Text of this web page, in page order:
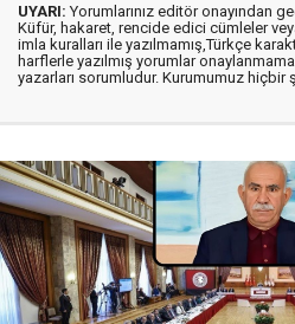
UYARI: Yorumlarınız editör onayından
Küfür, hakaret, rencide edici cümleler
imla kuralları ile yazılmamış,Türkçe
harflerle yazılmış yorumlar
yazarları sorumludur. Kurumumuz hiçbir